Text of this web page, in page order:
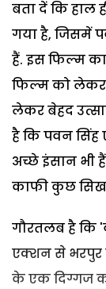
बता दें कि हाल
गया है, जिसमें
हैं. इस फिल्म
फिल्म को लेकर
लेकर बेहद
है कि पवन
अच्छे इंसान भी
काफी कुछ
गौरतलब है कि
एक्शन से भरपुर
के एक दिग्गज